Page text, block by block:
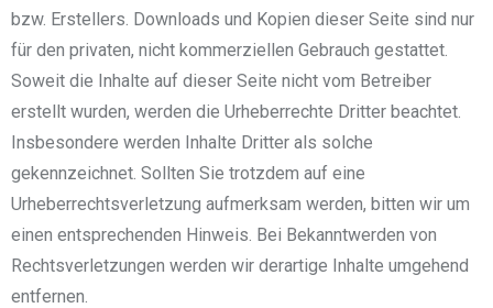
bzw. Erstellers. Downloads und Kopien dieser Seite sind nur
für den privaten, nicht kommerziellen Gebrauch gestattet.
Soweit die Inhalte auf dieser Seite nicht vom Betreiber
erstellt wurden, werden die Urheberrechte Dritter beachtet.
Insbesondere werden Inhalte Dritter als solche
gekennzeichnet. Sollten Sie trotzdem auf eine
Urheberrechtsverletzung aufmerksam werden, bitten wir um
einen entsprechenden Hinweis. Bei Bekanntwerden von
Rechtsverletzungen werden wir derartige Inhalte umgehend
entfernen.